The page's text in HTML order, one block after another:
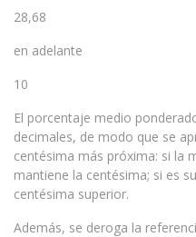
28,68
en adelante
10
El porcentaje medio
decimales, de modo que se
centésima más próxima: si la
mantiene la centésima; si es
centésima superior.
Además, se deroga la